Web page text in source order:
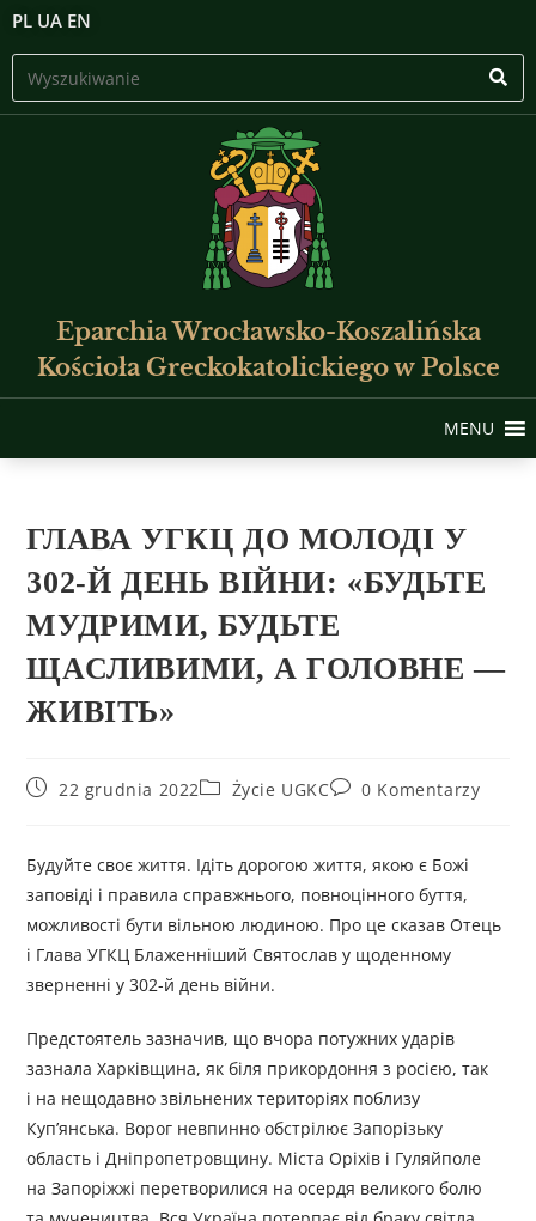
PL UA EN
Eparchia Wrocławsko-Koszalińska
Kościoła Greckokatolickiego w Polsce
MENU
ГЛАВА УГКЦ ДО МОЛОДІ У
302-Й ДЕНЬ ВІЙНИ: «БУДЬТЕ
МУДРИМИ, БУДЬТЕ
ЩАСЛИВИМИ, А ГОЛОВНЕ —
ЖИВІТЬ»
22 grudnia 2022 Życie UGKC 0 Komentarzy
Будуйте своє життя. Ідіть дорогою життя, якою є Божі
заповіді і правила справжнього, повноцінного буття,
можливості бути вільною людиною. Про це сказав Отець
і Глава УГКЦ Блаженніший Святослав у щоденному
зверненні у 302-й день війни.
Предстоятель зазначив, що вчора потужних ударів
зазнала Харківщина, як біля прикордоння з росією, так
і на нещодавно звільнених територіях поблизу
Куп’янська. Ворог невпинно обстрілює Запорізьку
область і Дніпропетровщину. Міста Оріхів і Гуляйполе
на Запоріжжі перетворилися на осердя великого болю